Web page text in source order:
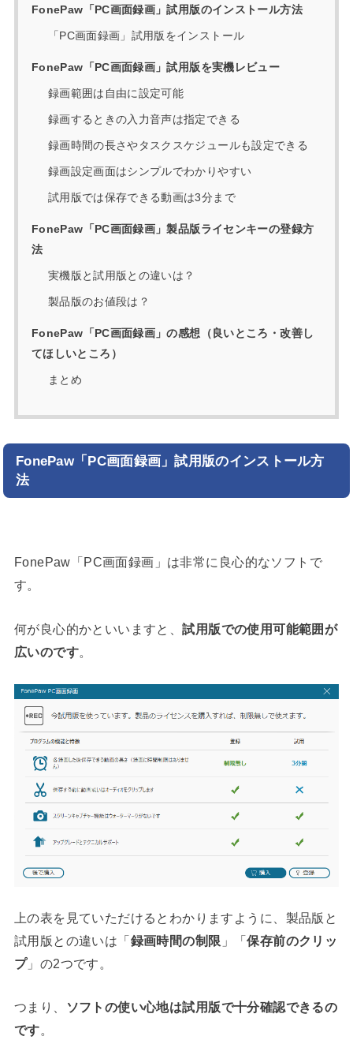
FonePaw「PC画面録画」試用版のインストール方法
「PC画面録画」試用版をインストール
FonePaw「PC画面録画」試用版を実機レビュー
録画範囲は自由に設定可能
録画するときの入力音声は指定できる
録画時間の長さやタスクスケジュールも設定できる
録画設定画面はシンプルでわかりやすい
試用版では保存できる動画は3分まで
FonePaw「PC画面録画」製品版ライセンキーの登録方
法
実機版と試用版との違いは？
製品版のお値段は？
FonePaw「PC画面録画」の感想（良いところ・改善し
てほしいところ）
まとめ
FonePaw「PC画面録画」試用版のインストール方
法
FonePaw「PC画面録画」は非常に良心的なソフトで
す。
何が良心的かといいますと、試用版での使用可能範囲が
広いのです。
上の表を見ていただけるとわかりますように、製品版と
試用版との違いは「録画時間の制限 」「保存前のクリッ
プ」の2つです。
つまり、
ソフトの使い心地は試用版で十分確認できるの
です。